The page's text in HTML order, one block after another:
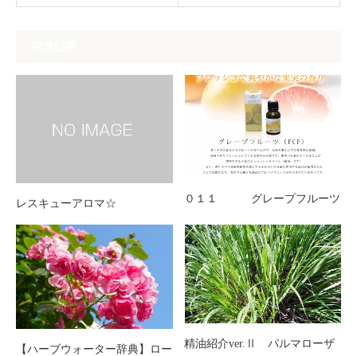
レスキューアロマ☆ ０１１ グレープフルーツ
【ハーブウォーター辞典】ロー
精油紹介ver.Ⅱ パルマローザ